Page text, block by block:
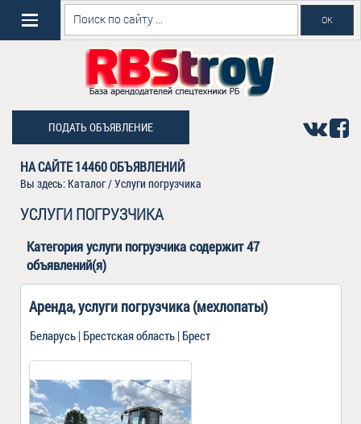
ПОДАТЬ ОБЪЯВЛЕНИЕ
НА САЙТЕ14460ОБЪЯВЛЕНИЙ
Вы здесь: Каталог/ Услуги погрузчика
УСЛУГИ ПОГРУЗЧИКА
Категорияуслуги погрузчикасодержит 47
объявлений(я)
Аренда, услуги погрузчика (мехлопаты)
Беларусь | Брестская область | Брест